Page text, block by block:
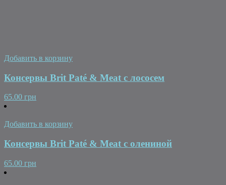
Добавить в корзину
Консервы Brit Paté & Meat с лососем
65.00 грн
Добавить в корзину
Консервы Brit Paté & Meat с олениной
65.00 грн